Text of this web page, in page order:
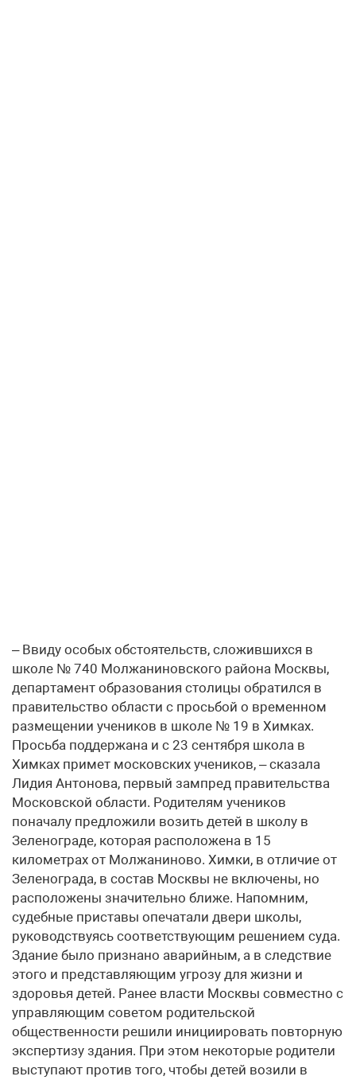
– Ввиду особых обстоятельств, сложившихся в
школе № 740 Молжаниновского района Москвы,
департамент образования столицы обратился в
правительство области с просьбой о временном
размещении учеников в школе № 19 в Химках.
Просьба поддержана и с 23 сентября школа в
Химках примет московских учеников, – сказала
Лидия Антонова, первый зампред правительства
Московской области. Родителям учеников
поначалу предложили возить детей в школу в
Зеленограде, которая расположена в 15
километрах от Молжаниново. Химки, в отличие от
Зеленограда, в состав Москвы не включены, но
расположены значительно ближе. Напомним,
судебные приставы опечатали двери школы,
руководствуясь соответствующим решением суда.
Здание было признано аварийным, а в следствие
этого и представляющим угрозу для жизни и
здоровья детей. Ранее власти Москвы совместно с
управляющим советом родительской
общественности решили инициировать повторную
экспертизу здания. При этом некоторые родители
выступают против того, чтобы детей возили в